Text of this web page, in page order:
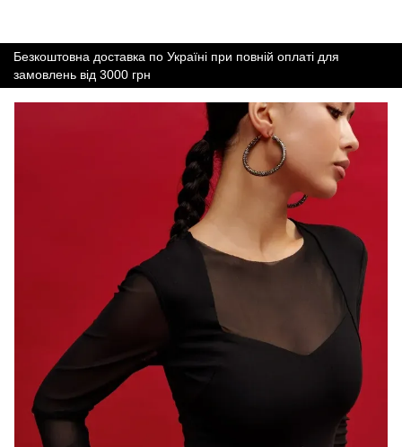
Безкоштовна доставка по Україні при повній оплаті для
замовлень від 3000 грн